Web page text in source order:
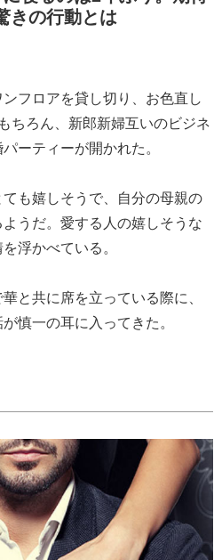
きの行動とは
フロアを貸し切り、お色直し
ちろん、新郎新婦互いのビジネ
ーティーが開かれた。
も嬉しそうで、自分の母親の
うだ。愛する人の嬉しそうな
浮かべている。
と共に席を立っている際に、
慎一の耳に入ってきた。